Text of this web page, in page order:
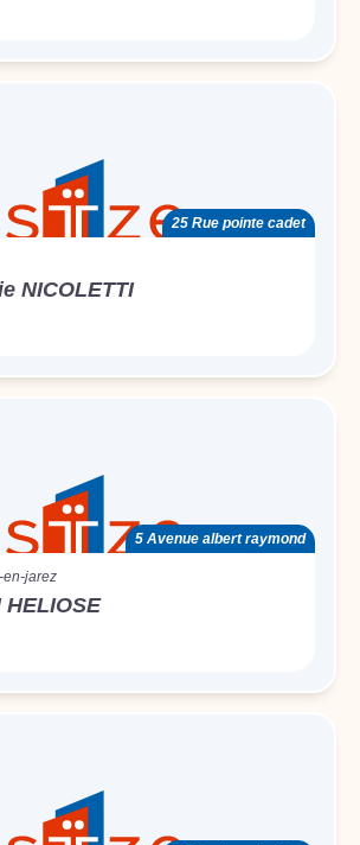
25 Rue pointe cadet
NICOLETTI
5 Avenue albert raymond
en-jarez
HELIOSE